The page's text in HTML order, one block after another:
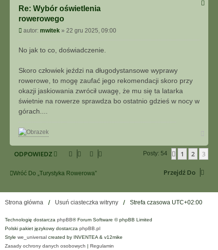
n
t
a
s
i
ę
z
t
k
Re: Wybór oświetlenia
rowerowego
P
s
autor: mwitek » 22 gru 2025, 09:00
No jak to co, doświadczenie.
Skoro człowiek jeździ na długodystansowe wyprawy
rowerowe, to mogę zaufać jego rekomendacji skoro przy
okazji jaskiowania zwrócił uwagę, że mu się ta latarka
świetnie na rowerze sprawdza bo ostatnio gdzieś w nocy w
górach....
g
ó
ODPOWIEDZ Posty: 54 Poprzednia
1 2 3
Wróć Do „Turystyka Rowerowa” Przejdź Do
Strona główna Usuń ciasteczka witryny Strefa czasowa UTC+02:00
Technologię dostarcza phpBB® Forum Software © phpBB Limited
Polski pakiet językowy dostarcza phpBB.pl
Style we_universal created by INVENTEA & v12mike
Zasady ochrony danych osobowych | Regulamin